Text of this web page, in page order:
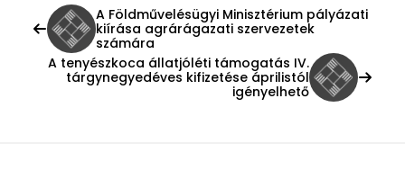
A Földművelésügyi Minisztérium pályázati
kiírása agrárágazati szervezetek
számára
A tenyészkoca állatjóléti támogatás IV.
tárgynegyedéves kifizetése áprilistól
igényelhető